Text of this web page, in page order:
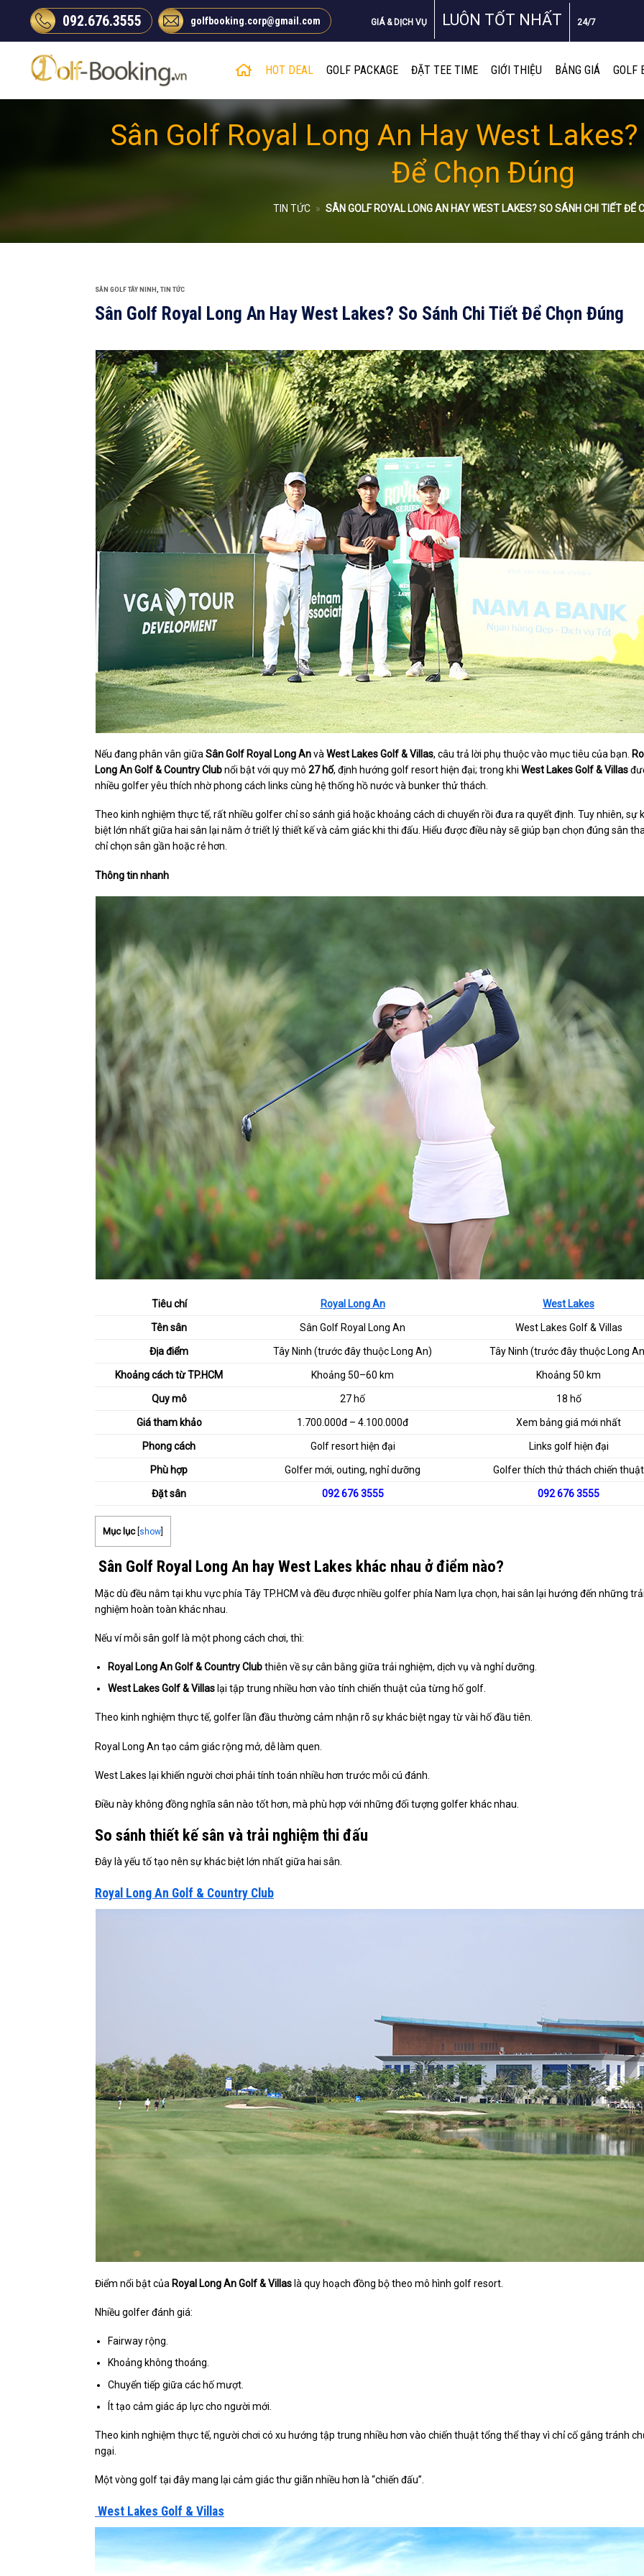
Chuyển
nội
092.676.3555 golfbooking.corp@gmail.com GIÁ & DỊCH VỤ LUÔN TỐT NHẤT 24/7
HOT DEAL GOLF PACKAGE ĐẶT TEE TIME GIỚI THIỆU BẢNG GIÁ GOLF
Sân Golf Royal Long An Hay West
Để Chọn Đúng
TIN TỨC » SÂN GOLF ROYAL LONG AN HAY WEST LAKES? SO SÁNH CHI TIẾT ĐỂ
SÂN GOLF TÂY NINH TIN TỨC
Sân Golf Royal Long An Hay West Lakes? So Sánh Chi Tiết Để Chọn Đúng
Nếu đang phân vân giữaSân Golf Royal Long AnvàWest Lakes Golf & Villas, câu trả lời phụ thuộc vào mục tiêu của bạn.
Long An Golf & Country Clubnổi bật với quy mô 27 hố, định hướng golf resort hiện đại; trong khi West Lakes Golf & Villas
nhiều golfer yêu thích nhờ phong cách links cùng hệ thống hồ nước và bunker thử thách.
Theo kinh nghiệm thực tế, rất nhiều golfer chỉ so sánh giá hoặc khoảng cách di chuyển rồi đưa ra quyết định. Tuy nhiên, sự
biệt lớn nhất giữa hai sân lại nằm ở triết lý thiết kế và cảm giác khi thi đấu. Hiểu được điều này sẽ giúp bạn chọn đúng sân
chỉ chọn sân gần hoặc rẻ hơn.
Thông tin nhanh
Tiêu chí Royal Long An West Lakes
Tên sân Sân Golf Royal Long An West Lakes Golf & Villas
Địa điểm Tây Ninh (trước đây thuộc Long An) Tây Ninh (trước đây thuộc Long
Khoảng cách từ TP.HCM Khoảng 50–60 km Khoảng 50 km
Quy mô 27 hố 18 hố
Giá tham khảo 1.700.000đ – 4.100.000đ Xem bảng giá mới nhất
Phong cách Golf resort hiện đại Links golf hiện đại
Phù hợp Golfer mới, outing, nghỉ dưỡng Golfer thích thử thách chiến thuật
Đặt sân 092 676 3555 092 676 3555
Mục lục show
Sân Golf Royal Long An hay West Lakes khác nhau ở điểm nào?
Mặc dù đều nằm tại khu vực phía Tây TP.HCM và đều được nhiều golfer phía Nam lựa chọn, hai sân lại hướng đến những
nghiệm hoàn toàn khác nhau.
Nếu ví mỗi sân golf là một phong cách chơi, thì:
Royal Long An Golf & Country Clubthiên về sự cân bằng giữa trải nghiệm, dịch vụ và nghỉ dưỡng.
West Lakes Golf & Villas lại tập trung nhiều hơn vào tính chiến thuật của từng hố golf.
Theo kinh nghiệm thực tế, golfer lần đầu thường cảm nhận rõ sự khác biệt ngay từ vài hố đầu tiên.
Royal Long An tạo cảm giác rộng mở, dễ làm quen.
West Lakes lại khiến người chơi phải tính toán nhiều hơn trước mỗi cú đánh.
Điều này không đồng nghĩa sân nào tốt hơn, mà phù hợp với những đối tượng golfer khác nhau.
So sánh thiết kế sân và trải nghiệm thi đấu
Đây là yếu tố tạo nên sự khác biệt lớn nhất giữa hai sân.
Royal Long An Golf & Country Club
Điểm nổi bật của Royal Long An Golf & Villaslà quy hoạch đồng bộ theo mô hình golf resort.
Nhiều golfer đánh giá:
Fairway rộng.
Khoảng không thoáng.
Chuyển tiếp giữa các hố mượt.
Ít tạo cảm giác áp lực cho người mới.
Theo kinh nghiệm thực tế, người chơi có xu hướng tập trung nhiều hơn vào chiến thuật tổng thể thay vì chỉ cố gắng tránh
ngại.
Một vòng golf tại đây mang lại cảm giác thư giãn nhiều hơn là “chiến đấu”.
West Lakes Golf & Villas